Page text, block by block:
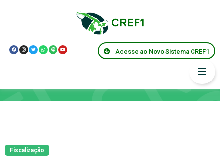
Acesse ao Novo Sistema CREF1
Fiscalização